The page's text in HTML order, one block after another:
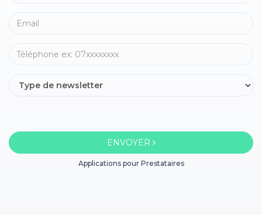
ENVOYER
Applications pour Prestataires